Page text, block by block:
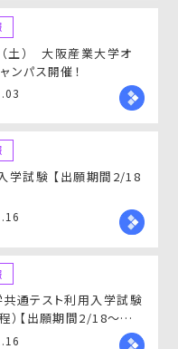
土） 大阪産業大学オ
ンパス開催！
学試験 【出願期間2/18
通テスト利用入学試験
）【出願期間2/18～